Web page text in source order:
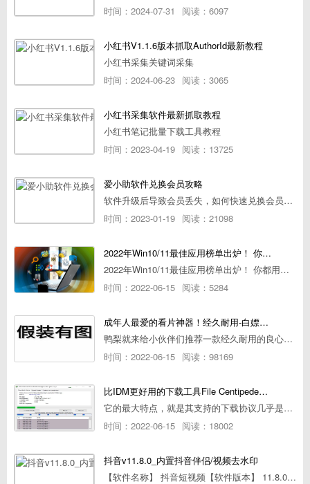
时间：2024-07-31
阅读：6097
小红书V1.1.6版本抓取AuthorId最新教程
小红书采集关键词采集
时间：2024-06-23 阅读：3065
小红书采集软件最新抓取教程
小红书笔记批量下载工具教程
时间：2023-04-19 阅读：13725
爱小助软件兑换会员攻略
软件升级后导致会员丢失，如何快速兑换会员详细攻略
时间：2023-01-19 阅读：21098
2022年Win10/11最佳应用榜单出炉！ 你都用过几个？
2022年Win10/11最佳应用榜单出炉！ 你都用过几个？
时间：2022-06-15 阅读：5284
成年人最爱的看片神器！经久耐用-白嫖全网资源
鸭梨就来给小伙伴们推荐一款经久耐用的良心播放器，资源齐全无广告，可以放心使用~
时间：2022-06-15 阅读：98169
比IDM更好用的下载工具File Centipede文件蜈蚣-秒杀迅雷-直接飞起！
它的最大特点，就是其支持的下载协议几乎是市面上最全面的，包括HTTP/FTP、BT种子、磁力链接，m3u8流任务（AES-128解密）。
时间：2022-06-15 阅读：18002
抖音v11.8.0_内置抖音伴侣/视频去水印
【软件名称】 抖音短视频【软件版本】 11.8.0【软件大小】 83.74M【是否Root】不需要【测试机型】PCML10 [oppo Reno Ace]【文字介绍】 抖音短视频app是一款很有意思娱